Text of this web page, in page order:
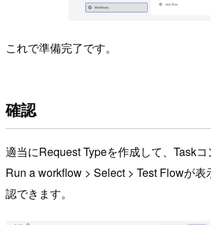
これで準備完了です。
確認
適当にRequest Typeを作成して、Task
Run a workflow > Select > Test Flowが
認できます。